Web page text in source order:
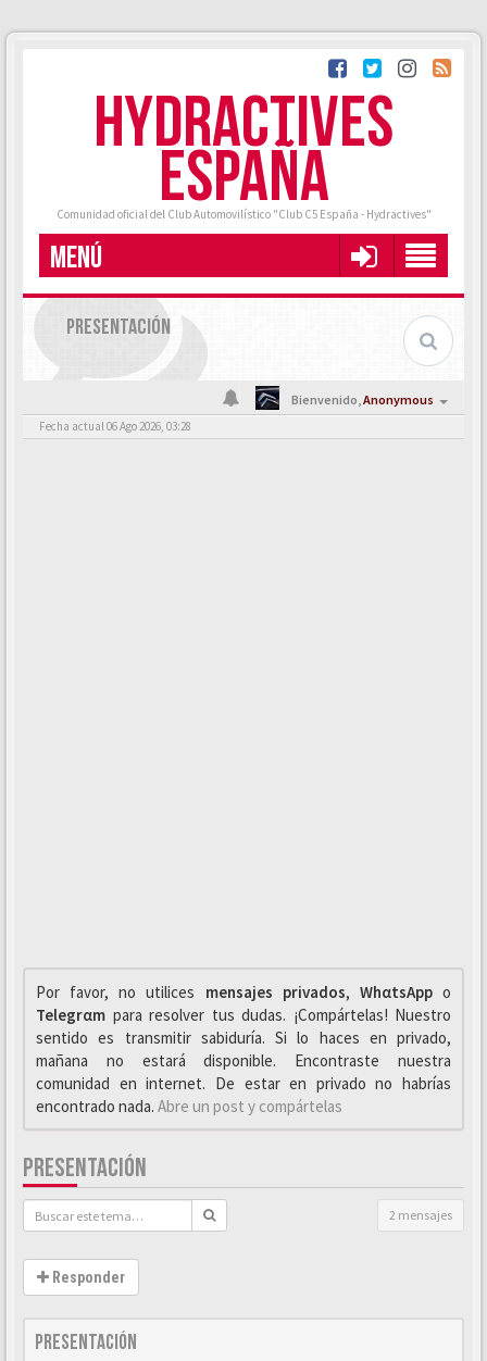
HYDRACTIVES
ESPAÑA
Comunidad oficial del Club Automovilístico "Club C5 España - Hydractives"
MENÚ
PRESENTACIÓN
Bienvenido,Anonymous
Fecha actual 06 Ago 2026, 03:28
Por favor, no utilices mensajes privados, WhαtsAppo
Telegrαm para resolver tus dudas. ¡Compártelas! Nuestro
sentido es transmitir sabiduría. Si lo haces en privado,
mañana no estará disponible. Encontraste nuestra
comunidad en internet. De estar en privado no habrías
encontrado nada. Abre un post y compártelas
PRESENTACIÓN
2 mensajes
Responder
Presentación